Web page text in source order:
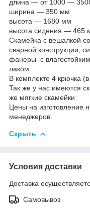
длина ― от 1000 ―
ширина ― 350 мм
высота ― 1680 мм
высота сидения ― 465
Скамейка с вешалкой
сварной конструкции,
фанеры с
лаком.
В комплекте 4 крючка
Так же у нас имеются
же мягкие скамейки
Цены на изготовление
менеджеров.
Скрыть
Условия доставки
Доставка
Самовывоз